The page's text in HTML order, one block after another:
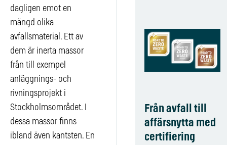
dagligen emot en
mängd olika
avfallsmaterial. Ett av
dem är inerta massor
från till exempel
anläggnings- och
rivningsprojekt i
Stockholmsområdet. I
dessa massor finns
ibland även kantsten. En
Från avfall till
affärsnytta med
certifiering